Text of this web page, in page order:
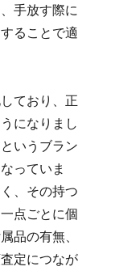
手放す際に
ることで適
ており、正
になりまし
いうブラン
っていま
、その持つ
点ごとに個
品の有無、
定につなが